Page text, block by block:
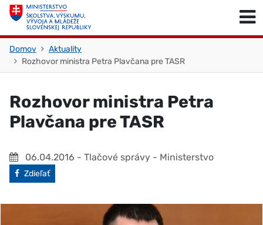
Skočiť na obsah
Domov
Aktuality
Rozhovor ministra Petra Plavčana pre TASR
Rozhovor ministra Petra
Plavčana pre TASR
06.04.2016 - Tlačové správy - Ministerstvo
Facebook
Zdieľať
Skočiť na začiatok stránky